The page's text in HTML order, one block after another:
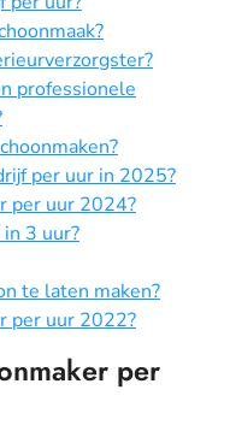
​​professionele
per uur in 2025?
per uur 2024?
3 uur?
te laten maken?
per uur 2022?
per